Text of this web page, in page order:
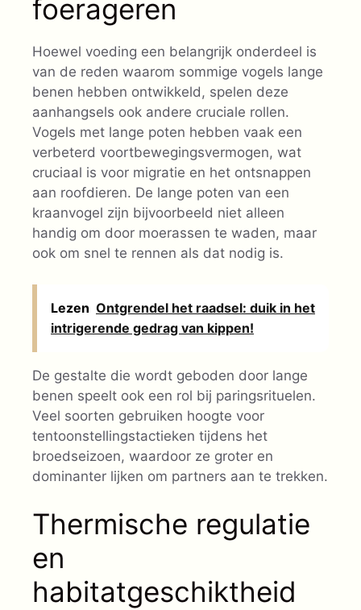
foerageren
Hoewel voeding een belangrijk onderdeel is
van de reden waarom sommige vogels lange
benen hebben ontwikkeld, spelen deze
aanhangsels ook andere cruciale rollen.
Vogels met lange poten hebben vaak een
verbeterd voortbewegingsvermogen, wat
cruciaal is voor migratie en het ontsnappen
aan roofdieren. De lange poten van een
kraanvogel zijn bijvoorbeeld niet alleen
handig om door moerassen te waden, maar
ook om snel te rennen als dat nodig is.
Lezen Ontgrendel het raadsel: duik in het
intrigerende gedrag van kippen!
De gestalte die wordt geboden door lange
benen speelt ook een rol bij paringsrituelen.
Veel soorten gebruiken hoogte voor
tentoonstellingstactieken tijdens het
broedseizoen, waardoor ze groter en
dominanter lijken om partners aan te trekken.
Thermische regulatie
en
habitatgeschiktheid